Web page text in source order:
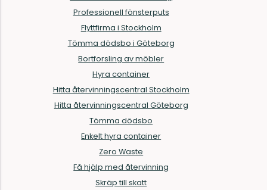
Professionell fönsterputs
Flyttfirma i Stockholm
Tömma dödsbo i Göteborg
Bortforsling av möbler
Hyra container
Hitta återvinningscentral Stockholm
Hitta återvinningscentral Göteborg
Tömma dödsbo
Enkelt hyra container
Zero Waste
Få hjälp med återvinning
Skräp till skatt